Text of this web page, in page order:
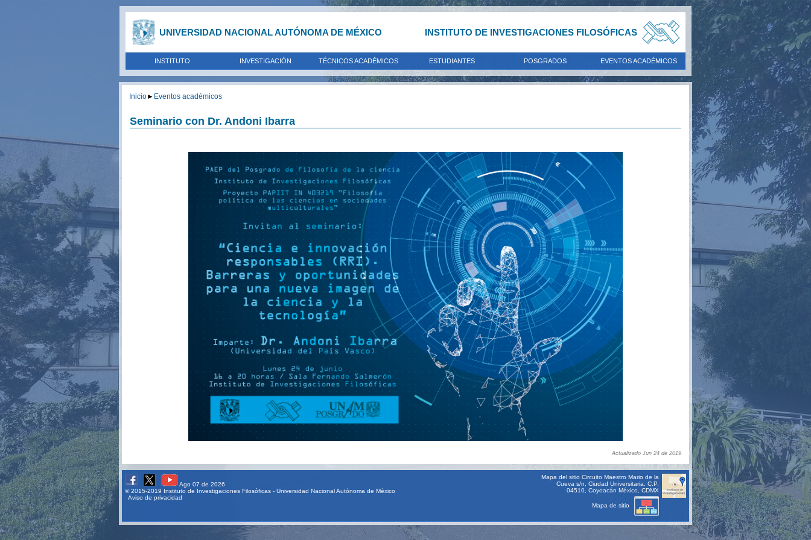
UNIVERSIDAD NACIONAL AUTÓNOMA DE MÉXICO INSTITUTO DE INVESTIGACIONES FILOSÓFICAS
INSTITUTO INVESTIGACIÓN TÉCNICOS ACADÉMICOS ESTUDIANTES POSGRADOS EVENTOS ACADÉMICOS
Inicio► Eventos académicos
Seminario con Dr. Andoni Ibarra
Actualizado Jun 24 de 2019
Ago 07 de 2026
© 2015-2019 Instituto de Investigaciones Filosóficas - Universidad Nacional Autónoma de México
Aviso de privacidad
Mapa del sitio Circuito Maestro Mario de la
Cueva s/n, Ciudad Universitaria, C.P.
04510, Coyoacán México, CDMX
Mapa de sitio